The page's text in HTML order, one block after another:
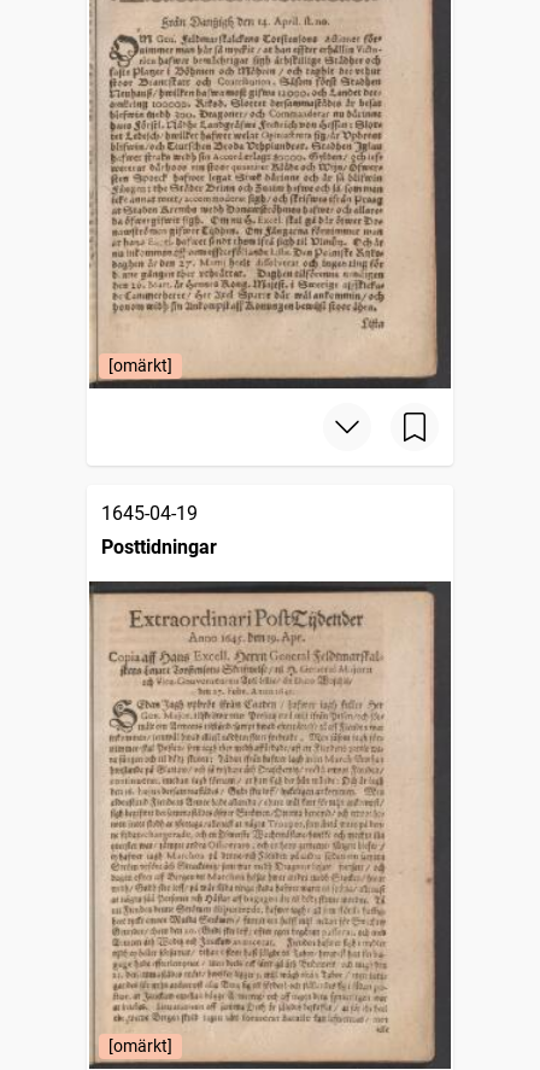
[omärkt]
1645-04-19
Posttidningar
[omärkt]